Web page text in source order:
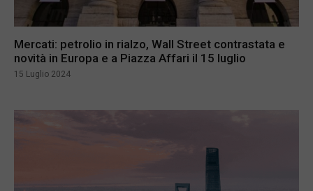
Mercati: petrolio in rialzo, Wall Street contrastata e
novità in Europa e a Piazza Affari il 15 luglio
15 Luglio 2024